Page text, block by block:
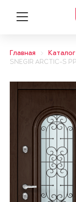
Главная
Каталог
SNEGIR ARCTIC-S